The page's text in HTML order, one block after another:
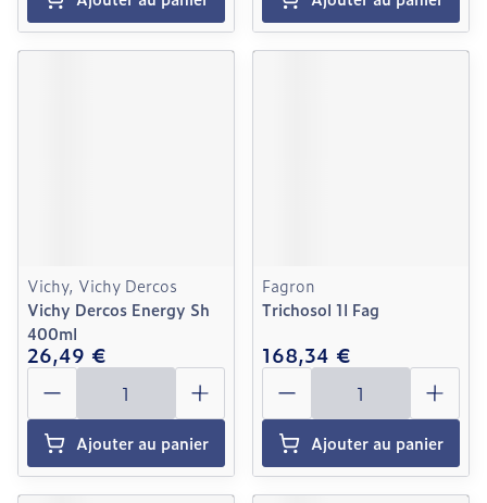
Vichy, Vichy Dercos
Vichy Dercos Energy Sh
400ml
26,49 €
Quantité
Ajouter au panier
Fagron
Trichosol 1l Fag
168,34 €
Quantité
Ajouter au panier